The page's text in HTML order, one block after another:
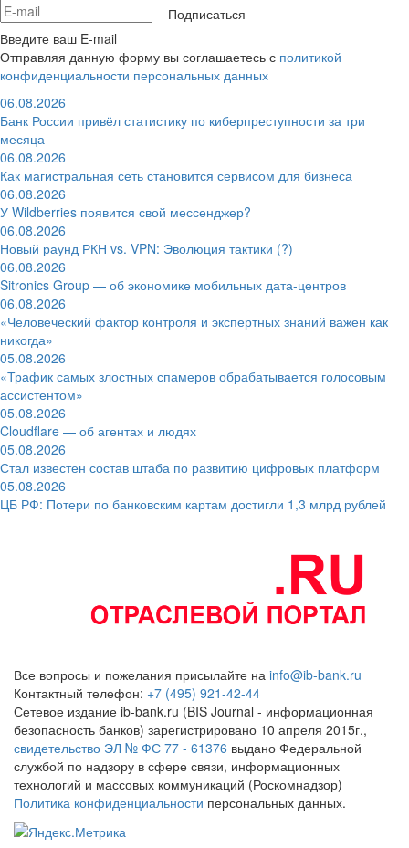
Подписаться
Введите ваш E-mail
Отправляя данную форму вы соглашаетесь с политикой
конфиденциальности персональных данных
06.08.2026
Банк России привёл статистику по киберпреступности за три
месяца
06.08.2026
Как магистральная сеть становится сервисом для бизнеса
06.08.2026
У Wildberries появится свой мессенджер?
06.08.2026
Новый раунд РКН vs. VPN: Эволюция тактики (?)
06.08.2026
Sitronics Group — об экономике мобильных дата-центров
06.08.2026
«Человеческий фактор контроля и экспертных знаний важен как
никогда»
05.08.2026
«Трафик самых злостных спамеров обрабатывается голосовым
ассистентом»
05.08.2026
Cloudflare — об агентах и людях
05.08.2026
Стал известен состав штаба по развитию цифровых платформ
05.08.2026
ЦБ РФ: Потери по банковским картам достигли 1,3 млрд рублей
Все вопросы и пожелания присылайте на info@ib-bank.ru
Контактный телефон: +7 (495) 921-42-44
Сетевое издание ib-bank.ru (BIS Journal - информационная
безопасность банков) зарегистрировано 10 апреля 2015г.,
свидетельство ЭЛ № ФС 77 - 61376 выдано Федеральной
службой по надзору в сфере связи, информационных
технологий и массовых коммуникаций (Роскомнадзор)
Политика конфиденциальности персональных данных.